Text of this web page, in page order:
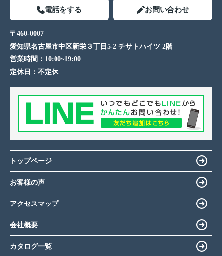
電話をする お問い合わせ
〒460-0007
愛知県名古屋市中区新栄３丁目5-2 チサトハイツ 2階
営業時間： 10:00~19:00
定休日： 不定休
トップページ
お客様の声
アクセスマップ
会社概要
カタログ一覧